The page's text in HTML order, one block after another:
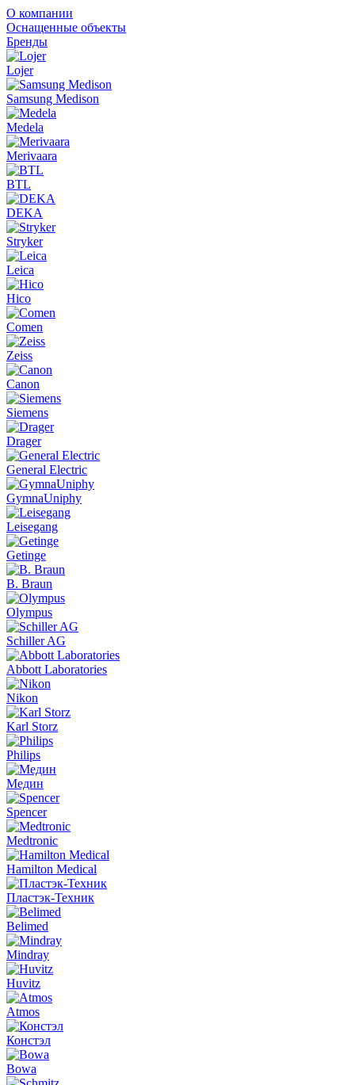
О компании
Оснащенные объекты
Бренды
Lojer
Samsung Medison
Medela
Merivaara
BTL
DEKA
Stryker
Leica
Hico
Comen
Zeiss
Canon
Siemens
Drager
General Electric
GymnaUniphy
Leisegang
Getinge
B. Braun
Olympus
Schiller AG
Abbott Laboratories
Nikon
Karl Storz
Philips
Медин
Spencer
Medtronic
Hamilton Medical
Пластэк-Техник
Belimed
Mindray
Huvitz
Atmos
Констэл
Bowa